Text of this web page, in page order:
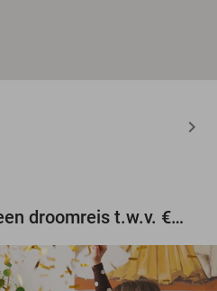
Maak gratis kans op een droomreis t.w.v. €3.000!